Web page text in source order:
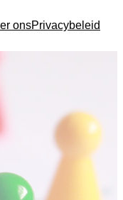
onsPrivacybeleid